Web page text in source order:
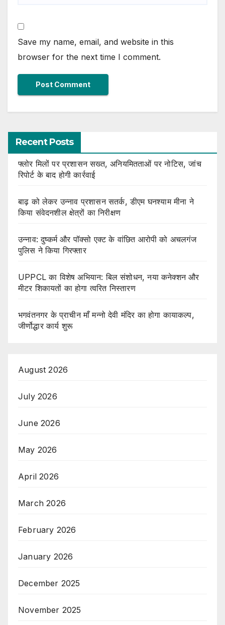
Save my name, email, and website in this
browser for the next time I comment.
Recent Posts
फ्लोर मिलों पर प्रशासन सख्त, अनियमितताओं पर नोटिस, जांच
रिपोर्ट के बाद होगी कार्रवाई
बाढ़ को लेकर उन्नाव प्रशासन सतर्क, डीएम घनश्याम मीना ने
किया संवेदनशील क्षेत्रों का निरीक्षण
उन्नाव: दुष्कर्म और पॉक्सो एक्ट के वांछित आरोपी को अचलगंज
पुलिस ने किया गिरफ्तार
UPPCL का विशेष अभियान: बिल संशोधन, नया कनेक्शन और
मीटर शिकायतों का होगा त्वरित निस्तारण
भगवंतनगर के प्राचीन माँ मन्नो देवी मंदिर का होगा कायाकल्प,
जीर्णोद्धार कार्य शुरू
August 2026
July 2026
June 2026
May 2026
April 2026
March 2026
February 2026
January 2026
December 2025
November 2025